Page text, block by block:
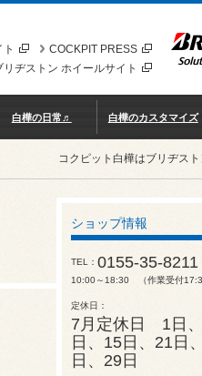
COCKPIT PRESS
リヂストン ホイールサイト
白樺の日常♬ 白樺のカスタマイズ
コクピット白樺はブリヂスト
ショップ情報
TEL 0155-35-8211
10:00～18:30 （作業受付
定休日
7月定休日 1日
日、15日、21日
日、29日